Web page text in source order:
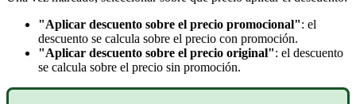
"Aplicar descuento sobre el precio promocional": el
descuento se calcula sobre el precio con promoción.
"Aplicar descuento sobre el precio original": el descuento
se calcula sobre el precio sin promoción.